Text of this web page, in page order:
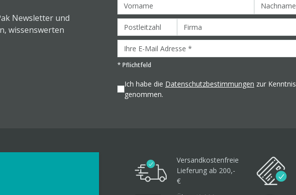
Newsletter und
wissenswerten
* Pflichtfeld
Ich habe die Datenschutzbestimmungen zur Kenntnis
genommen.
Versandkostenfreie
Lieferung ab 200,-
€